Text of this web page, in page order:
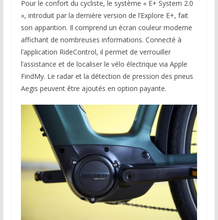
Pour le confort du cycliste, le système « E+ System 2.0
», introduit par la dernière version de l’Explore E+, fait
son apparition. Il comprend un écran couleur moderne
affichant de nombreuses informations. Connecté à
l’application RideControl, il permet de verrouiller
l’assistance et de localiser le vélo électrique via Apple
FindMy. Le radar et la détection de pression des pneus
Aegis peuvent être ajoutés en option payante.